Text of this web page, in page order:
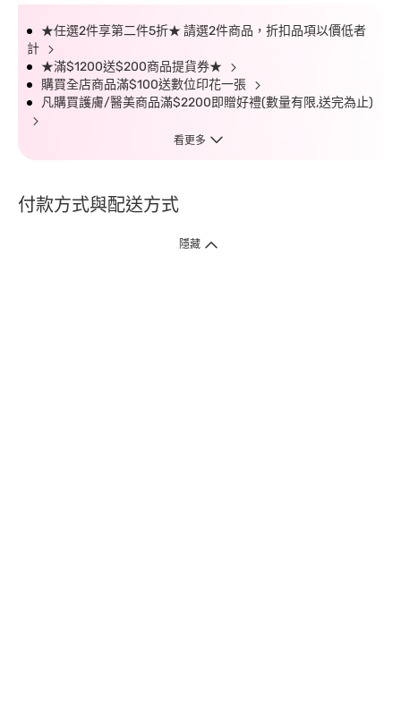
★任選2件享第二件5折★ 請選2件商品，折扣品項以價低者
計
★滿$1200送$200商品提貨券★
購買全店商品滿$100送數位印花一張
凡購買護膚/醫美商品滿$2200即贈好禮(數量有限,送完為止)
看更多
付款方式與配送方式
隱藏